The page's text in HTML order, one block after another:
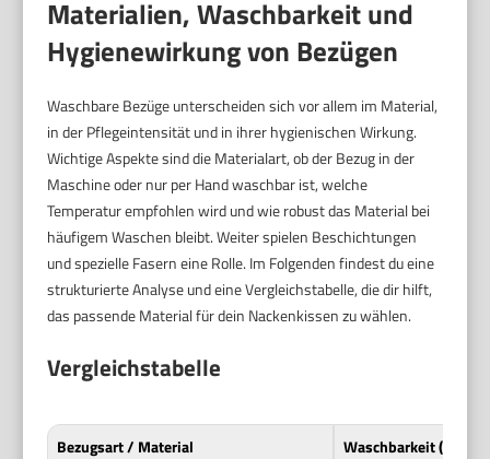
Materialien, Waschbarkeit und
Hygienewirkung von Bezügen
Waschbare Bezüge unterscheiden sich vor allem im Material,
in der Pflegeintensität und in ihrer hygienischen Wirkung.
Wichtige Aspekte sind die Materialart, ob der Bezug in der
Maschine oder nur per Hand waschbar ist, welche
Temperatur empfohlen wird und wie robust das Material bei
häufigem Waschen bleibt. Weiter spielen Beschichtungen
und spezielle Fasern eine Rolle. Im Folgenden findest du eine
strukturierte Analyse und eine Vergleichstabelle, die dir hilft,
das passende Material für dein Nackenkissen zu wählen.
Vergleichstabelle
Bezugsart / Material
Waschbarkeit